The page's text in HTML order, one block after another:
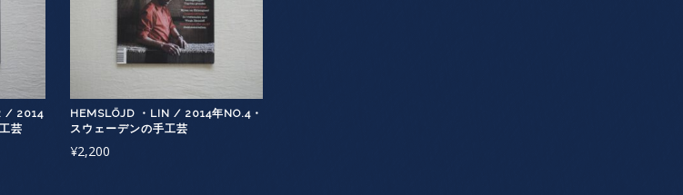
/ 2014
芸
HEMSLÖJD ・LIN / 2014年NO.4・
スウェーデンの手工芸
¥2,200